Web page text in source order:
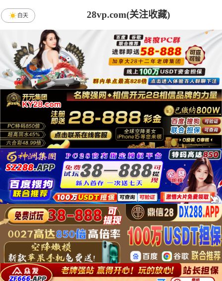
28vp.com(关注收藏)
白天